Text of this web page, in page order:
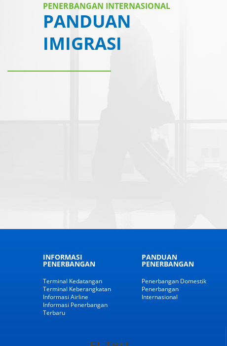
PENERBANGAN INTERNASIONAL
PANDUAN
IMIGRASI
INFORMASI
PENERBANGAN
Terminal Kedatangan
Terminal Keberangkatan
Informasi Airline
Informasi Penerbangan
Terbaru
PANDUAN
PENERBANGAN
Penerbangan Domestik
Penerbangan
Internasional